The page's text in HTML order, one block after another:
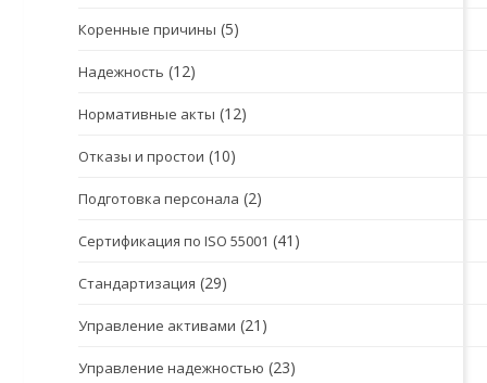
Коренные причины (5)
Надежность (12)
Нормативные акты (12)
Отказы и простои (10)
Подготовка персонала (2)
Сертификация по ISO 55001 (41)
Стандартизация (29)
Управление активами (21)
Управление надежностью (23)